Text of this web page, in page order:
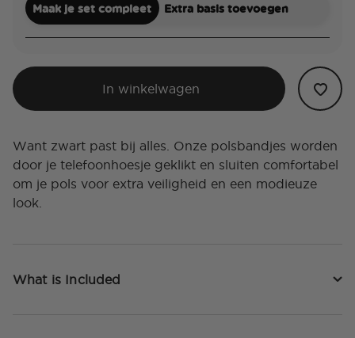
Maak je set compleet Extra basis toevoegen
In winkelwagen
Want zwart past bij alles. Onze polsbandjes worden
door je telefoonhoesje geklikt en sluiten comfortabel
om je pols voor extra veiligheid en een modieuze
look.
What is Included